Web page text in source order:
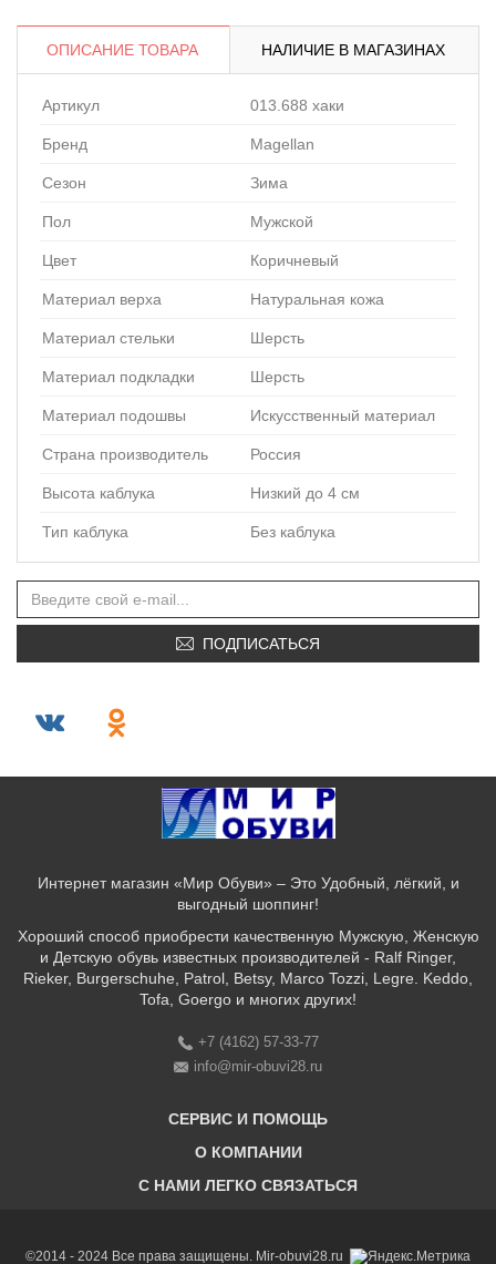
ОПИСАНИЕ ТОВАРА НАЛИЧИЕ В МАГАЗИНАХ
Артикул 013.688 хаки
Бренд Magellan
Сезон Зима
Пол Мужской
Цвет Коричневый
Материал верха Натуральная кожа
Материал стельки Шерсть
Материал подкладки Шерсть
Материал подошвы Искусственный материал
Страна производитель Россия
Высота каблука Низкий до 4 см
Тип каблука Без каблука
ПОДПИСАТЬСЯ
Интернет магазин «Мир Обуви» – Это Удобный, лёгкий, и
выгодный шоппинг!
Хороший способ приобрести качественную Мужскую, Женскую
и Детскую обувь известных производителей - Ralf Ringer,
Rieker, Burgerschuhe, Patrol, Betsy, Marco Tozzi, Legre. Keddo,
Tofa, Goergo и многих других!
+7 (4162) 57-33-77
info@mir-obuvi28.ru
СЕРВИС И ПОМОЩЬ
Бонусная программа
О КОМПАНИИ
C НАМИ ЛЕГКО СВЯЗАТЬСЯ
©2014 - 2024 Все права защищены. Mir-obuvi28.ru